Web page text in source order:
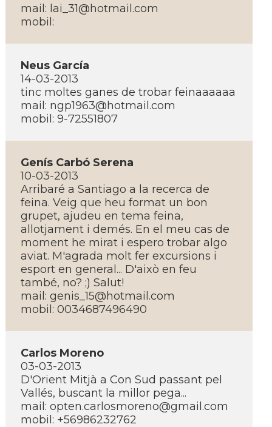
mail: lai_31@hotmail.com
mobil:
Neus Garcí­a
14-03-2013
tinc moltes ganes de trobar feinaaaaaa
mail: ngp1963@hotmail.com
mobil: 9-72551807
Gení­s Carbó Serena
10-03-2013
Arribaré a Santiago a la recerca de
feina. Veig que heu format un bon
grupet, ajudeu en tema feina,
allotjament i demés. En el meu cas de
moment he mirat i espero trobar algo
aviat. M'agrada molt fer excursions i
esport en general... D'això en feu
també, no? ;) Salut!
mail: genis_15@hotmail.com
mobil: 0034687496490
Carlos Moreno
03-03-2013
D'Orient Mitjà a Con Sud passant pel
Vallés, buscant la millor pega...
mail: opten.carlosmoreno@gmail.com
mobil: +56986232762